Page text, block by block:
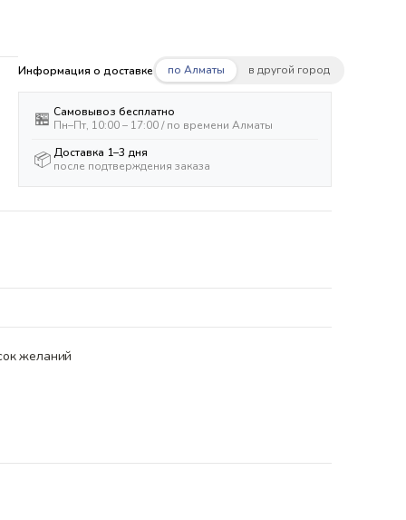
Информация о доставке по Алматы в другой город
🏪 Самовывоз бесплатно
Пн–Пт, 10:00 – 17:00 / по времени Алматы
📦 Доставка 1–3 дня
после подтверждения заказа
желаний